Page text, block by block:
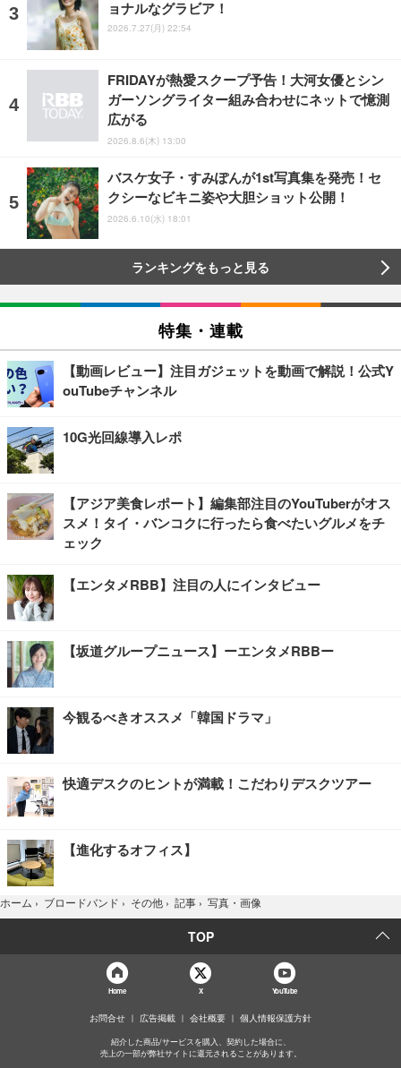
ョナルなグラビア！
2026.7.27(月) 22:54
FRIDAYが熱愛スクープ予告！大河女優とシン
ガーソングライター組み合わせにネットで憶測
広がる
2026.8.6(木) 13:00
バスケ女子・すみぽんが1st写真集を発売！セ
クシーなビキニ姿や大胆ショット公開！
2026.6.10(水) 18:01
ランキングをもっと見る
特集・連載
【動画レビュー】注目ガジェットを動画で解説！公式Y
ouTubeチャンネル
10G光回線導入レポ
【アジア美食レポート】編集部注目のYouTuberがオス
スメ！タイ・バンコクに行ったら食べたいグルメをチ
ェック
【エンタメRBB】注目の人にインタビュー
【坂道グループニュース】ーエンタメRBBー
今観るべきオススメ「韓国ドラマ」
快適デスクのヒントが満載！こだわりデスクツアー
【進化するオフィス】
ホーム › ブロードバンド › その他 › 記事 › 写真・画像
TOP
Home X YouTube
お問合せ 広告掲載 会社概要 個人情報保護方針
紹介した商品/サービスを購入、契約した場合に、
売上の一部が弊社サイトに還元されることがあります。